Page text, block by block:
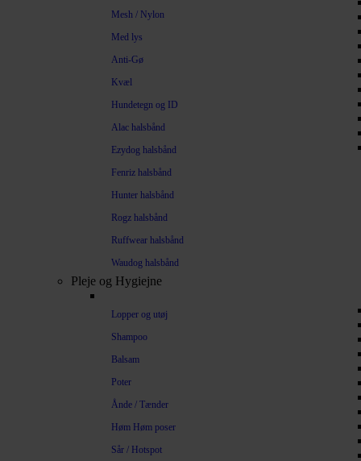
Mesh / Nylon
Med lys
Anti-Gø
Kvæl
Hundetegn og ID
Alac halsbånd
Ezydog halsbånd
Fenriz halsbånd
Hunter halsbånd
Rogz halsbånd
Ruffwear halsbånd
Waudog halsbånd
Pleje og Hygiejne
Lopper og utøj
Shampoo
Balsam
Poter
Ånde / Tænder
Høm Høm poser
Sår / Hotspot